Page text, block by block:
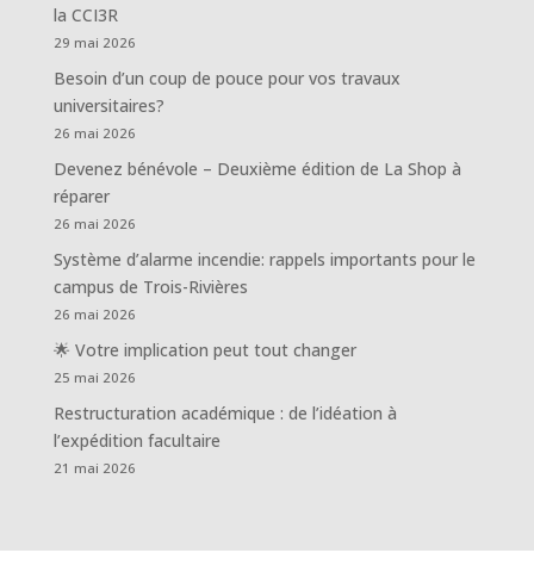
la CCI3R
29 mai 2026
Besoin d’un coup de pouce pour vos travaux
universitaires?
26 mai 2026
Devenez bénévole – Deuxième édition de La Shop à
réparer
26 mai 2026
Système d’alarme incendie: rappels importants pour le
campus de Trois-Rivières
26 mai 2026
🌟 Votre implication peut tout changer
25 mai 2026
Restructuration académique : de l’idéation à
l’expédition facultaire
21 mai 2026